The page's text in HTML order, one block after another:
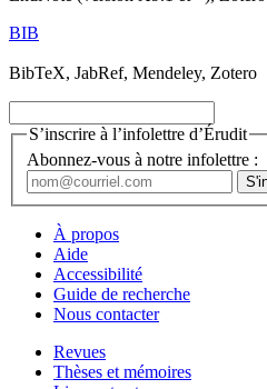
BIB
BibTeX, JabRef, Mendeley, Zotero
S’inscrire à l’infolettre d’Érudit
Abonnez-vous à notre infolettre :
À propos
Aide
Accessibilité
Guide de recherche
Nous contacter
Revues
Thèses et mémoires